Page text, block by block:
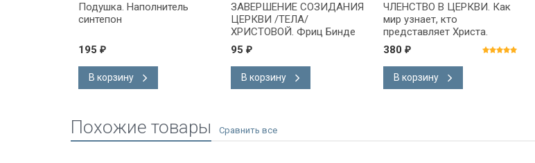
Подушка. Наполнитель
синтепон
195 ₽
В корзину
ЗАВЕРШЕНИЕ СОЗИДАНИЯ
ЦЕРКВИ /ТЕЛА/
ХРИСТОВОЙ. Фриц Бинде
95 ₽
В корзину
ЧЛЕНСТВО В ЦЕРКВИ. Как
мир узнает, кто
представляет Христа.
Джонатан Лиман /СЕРИЯ
Созидаем здоровые
церкви/
380 ₽
В корзину
Похожие товары